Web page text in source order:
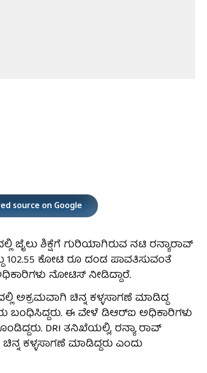
source on Google
ಜೈಲು ಶಿಕ್ಷೆಗೆ ಗುರಿಯಾಗಿರುವ ನಟಿ ರನ್ಯಾರಾವ್
102.55 ಕೋಟಿ ರೂ ದಂಡ ಪಾವತಿಸುವಂತೆ
ನೋಟಿಸ್ ನೀಡಿದ್ದಾರೆ.
ಅಕ್ರಮವಾಗಿ ಚಿನ್ನ ಕಳ್ಳಸಾಗಣೆ ಮಾಡಿದ್ದ
ಬಂಧಿಸಿದ್ದರು. ಈ ವೇಳೆ ಡಿಆರ್‌ಐ ಅಧಿಕಾರಿಗಳು
DRI ತನಿಖೆಯಲ್ಲಿ, ರನ್ಯಾ ರಾವ್
ಕಳ್ಳಸಾಗಣೆ ಮಾಡಿದ್ದರು ಎಂದು